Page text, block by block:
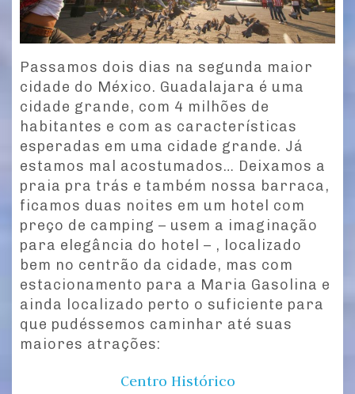
Passamos dois dias na segunda maior
cidade do México. Guadalajara é uma
cidade grande, com 4 milhões de
habitantes e com as características
esperadas em uma cidade grande. Já
estamos mal acostumados… Deixamos a
praia pra trás e também nossa barraca,
ficamos duas noites em um hotel com
preço de camping – usem a imaginação
para elegância do hotel – , localizado
bem no centrão da cidade, mas com
estacionamento para a Maria Gasolina e
ainda localizado perto o suficiente para
que pudéssemos caminhar até suas
maiores atrações:
Centro Histórico